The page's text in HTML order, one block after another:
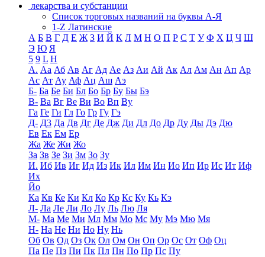
лекарства и субстанции
Список торговых названий на буквы А-Я
1-Z Латинские
А Б В Г Д Е Ж З И Й К Л М Н О П Р С Т У Ф Х Ц Ч Ш
Э Ю Я
5 9 L H
А. Аа Аб Ав Аг Ад Ае Аз Аи Ай Ак Ал Ам Ан Ап Ар
Ас Ат Ау Аф Ац Аш Аэ
Б- Ба Бе Би Бл Бо Бр Бу Бы Бэ
В- Ва Вг Ве Ви Во Вп Ву
Га Ге Ги Гл Го Гр Гу Гэ
Д- Д3 Да Дв Дг Де Дж Ди Дл До Др Ду Ды Дэ Дю
Ев Ек Ем Ер
Жа Же Жи Жо
За Зв Зе Зи Зм Зо Зу
И. Иб Ив Иг Ид Из Ик Ил Им Ин Ио Ип Ир Ис Ит Иф
Их
Йо
Ка Кв Ке Ки Кл Ко Кр Кс Ку Кь Кэ
Л- Ла Ле Ли Ло Лу Ль Лю Ля
М- Ма Ме Ми Мл Мм Мо Мс Му Мэ Мю Мя
Н- На Не Ни Но Ну Нь
Об Ов Од Оз Ок Ол Ом Он Оп Ор Ос От Оф Оц
Па Пе Пз Пи Пк Пл Пн По Пр Пс Пу